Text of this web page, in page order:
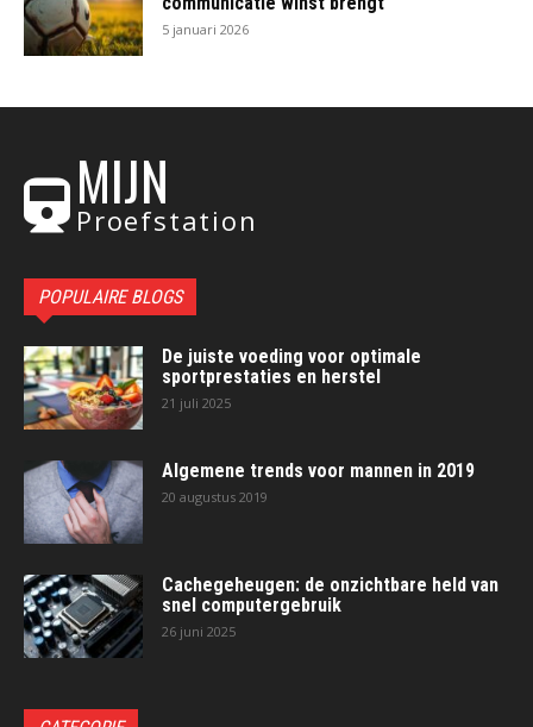
5 januari 2026
MIJN
Proefstation
POPULAIRE BLOGS
De juiste voeding voor optimale
sportprestaties en herstel
21 juli 2025
Algemene trends voor mannen in 2019
20 augustus 2019
Cachegeheugen: de onzichtbare held van
snel computergebruik
26 juni 2025